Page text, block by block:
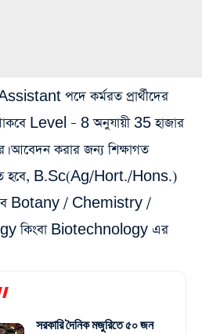
পদে কর্মরত প্রার্থীদের
Level – 8 অনুযায়ী 35 হাজার
আবেদন করার জন্য শিক্ষাগত
হবে, B.Sc(Ag/Hort./Hons.)
Botany / Chemistry /
কিংবা Biotechnology এর
সরকারি দৈনিক মজুরিতে ৫০ জন